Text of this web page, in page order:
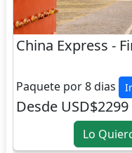
China Express -
Paquete por 8 dias
Desde USD$2299
Lo